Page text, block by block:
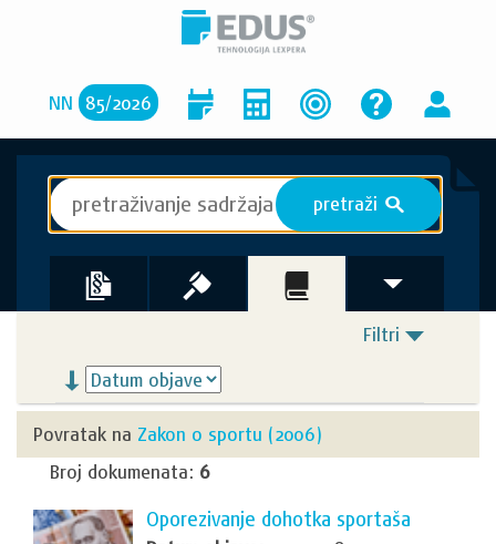
NN 85/2026
pretraži S
Filtri
Povratak na Zakon o sportu (2006)
Broj dokumenata: 6
Oporezivanje dohotka sportaša